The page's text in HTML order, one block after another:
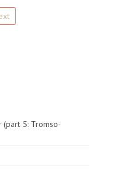
(part 5: Tromso-